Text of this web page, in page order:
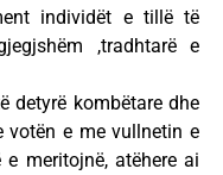
individët e tillë të
,tradhtarë e
detyrë kombëtare dhe
votën e me vullnetin e
meritojnë, atëhere ai